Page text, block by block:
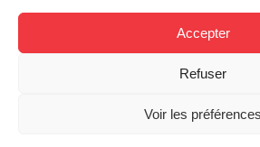
Accepter
Refuser
Voir les préférences